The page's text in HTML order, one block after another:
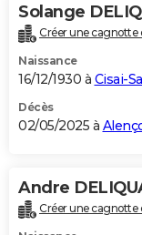
Bricolage
Lifestyle
Culture
Sport
Auto
Television
Voyage
Cinema
Solange
Créer une cagnotte
Naissance
16/12/1930 à Cisai-
Décès
02/05/2025 à
Andre
Créer une cagnotte